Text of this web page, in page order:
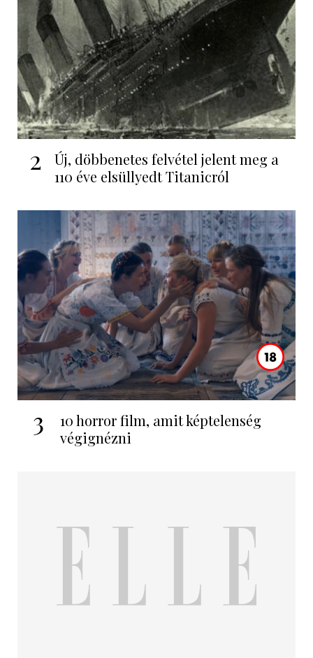
2
Új, döbbenetes felvétel jelent meg a
110 éve elsüllyedt Titanicról
3
10 horror film, amit képtelenség
végignézni